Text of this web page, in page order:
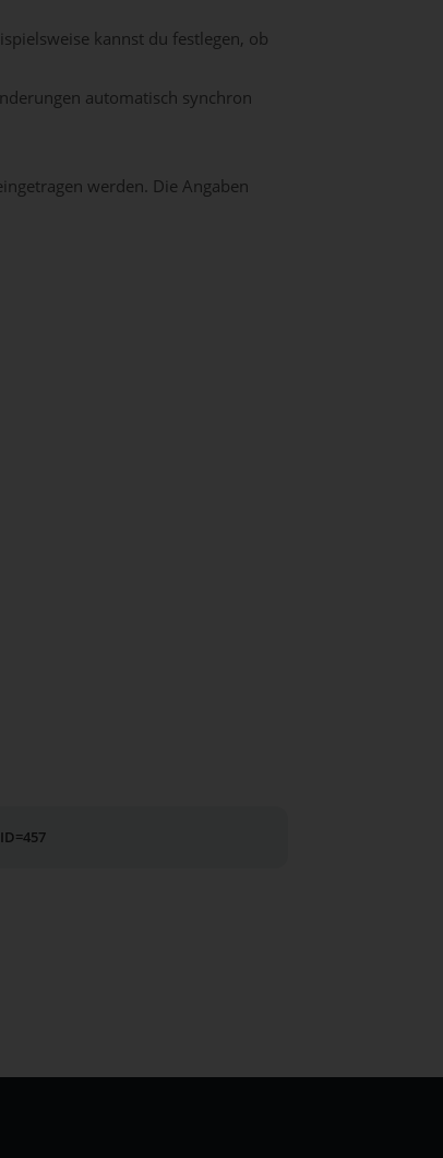
kannst du festlegen, ob
automatisch synchron
werden. Die Angaben